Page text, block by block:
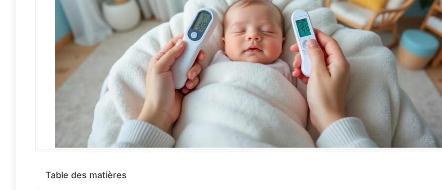
Table des matières